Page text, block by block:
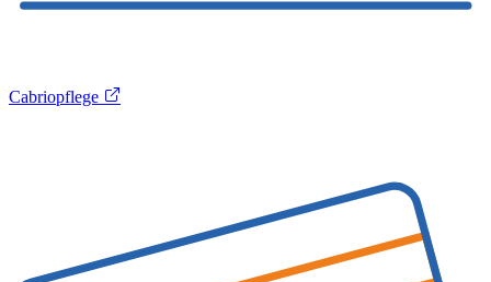
Cabriopflege